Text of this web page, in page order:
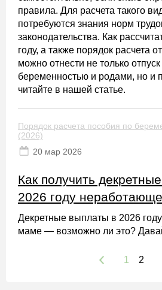
правила. Для расчета такого
потребуются знания норм
законодательства. Как
году, а также порядок расчета
можно отнести не только
беременностью и родами, но и
читайте в нашей статье.
Порядок расчета пособия по
(2026)
20 мaр 2026
Как получить
2026 году
Декретные выплаты в 2026
маме — возможно ли это?
1 2